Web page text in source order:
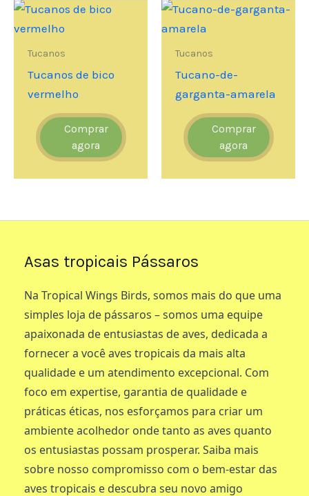
Tucanos
Tucanos de bico
vermelho
Comprar
agora
Tucanos
Tucano-de-
garganta-amarela
Comprar
agora
Asas tropicais Pássaros
Na Tropical Wings Birds, somos mais do que uma
simples loja de pássaros – somos uma equipe
apaixonada de entusiastas de aves, dedicada a
fornecer a você aves tropicais da mais alta
qualidade e um atendimento excepcional. Com
foco em expertise, garantia de qualidade e
práticas éticas, nos esforçamos para criar um
ambiente acolhedor onde tanto as aves quanto
os entusiastas possam prosperar. Saiba mais
sobre nosso compromisso com o bem-estar das
aves tropicais e descubra seu novo amigo